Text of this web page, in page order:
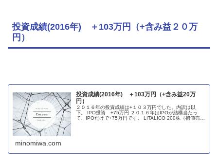
投資成績(2016年) ＋103万円（+含み益２０万
円）
投資成績(2016年) ＋103万円（+含み益20万
円）
２０１６年の投資成績は+１０３万円でした。内訳は以
下。 IPO投資 +75万円 ２０１６年はIPOが結構当たっ
て、IPOだけで+75万円です。 LITALICO 200株（初値売り
minomiwa.com